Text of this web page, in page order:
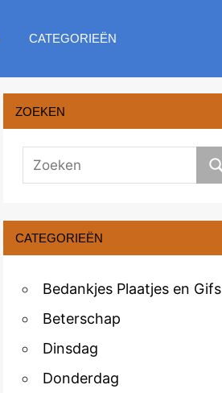
CATEGORIEËN
ZOEKEN
CATEGORIEËN
Bedankjes Plaatjes en Gifs
Beterschap
Dinsdag
Donderdag